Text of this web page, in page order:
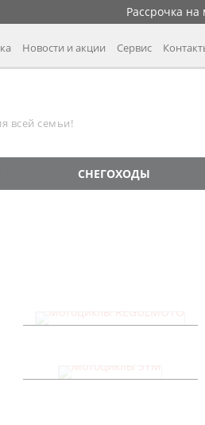
Рассрочка на
Новости и акции Сервис
всей семьи!
СНЕГОХОДЫ